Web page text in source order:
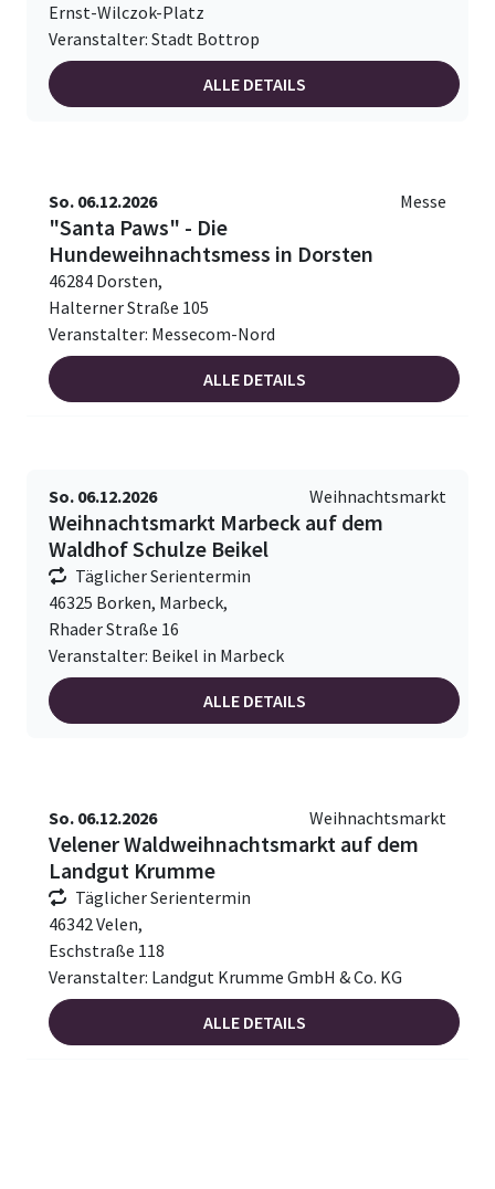
Ernst-Wilczok-Platz
Veranstalter: Stadt Bottrop
ALLE DETAILS
So. 06.12.2026 Messe
"Santa Paws" - Die
Hundeweihnachtsmess in Dorsten
46284 Dorsten,
Halterner Straße 105
Veranstalter: Messecom-Nord
ALLE DETAILS
So. 06.12.2026 Weihnachtsmarkt
Weihnachtsmarkt Marbeck auf dem
Waldhof Schulze Beikel
Täglicher Serientermin
46325 Borken, Marbeck,
Rhader Straße 16
Veranstalter: Beikel in Marbeck
ALLE DETAILS
So. 06.12.2026 Weihnachtsmarkt
Velener Waldweihnachtsmarkt auf dem
Landgut Krumme
Täglicher Serientermin
46342 Velen,
Eschstraße 118
Veranstalter: Landgut Krumme GmbH & Co. KG
ALLE DETAILS